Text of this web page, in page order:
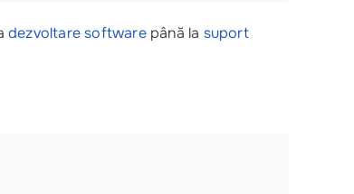
dezvoltare softwarepână la suport